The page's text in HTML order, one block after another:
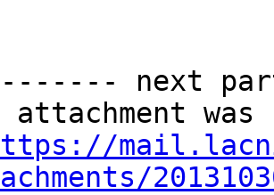
next
attachment